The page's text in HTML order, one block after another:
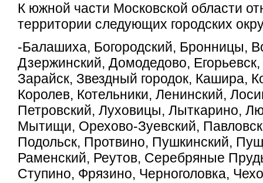
К южной части Московской области
территории следующих городских
-Балашиха, Богородский, Бронницы,
Дзержинский, Домодедово,
Зарайск, Звездный городок, Кашира,
Королев, Котельники, Ленинский,
Петровский, Луховицы, Лыткарино,
Мытищи, Орехово-Зуевский,
Подольск, Протвино, Пушкинский,
Раменский, Реутов, Серебряные
Ступино, Фрязино, Черноголовка,